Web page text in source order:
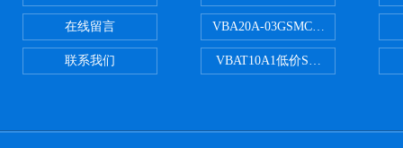
在线留言
联系我们
VBA20A-03GSMC增压阀VBA-
VBAT10A1低价SMC储气罐VBAT